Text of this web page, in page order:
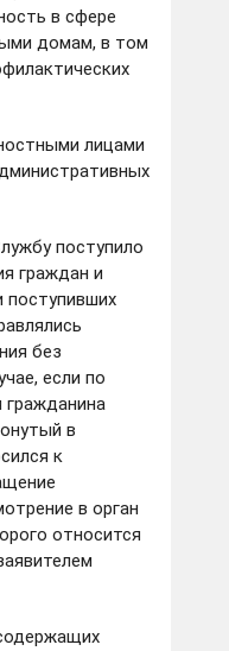
в сфере
домам, в том
лицами
поступило
граждан и
поступивших
без
если по
гражданина
в
к
в орган
относится